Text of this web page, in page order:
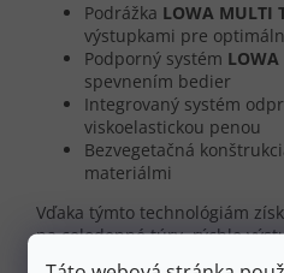
Podrážka LOWA MULTI
výstupkami pre
Podporný systém
spevnením bedier
Integrovaný systém
viskoelastickou penou
Bezvegetačná
materiálmi
Vďaka týmto technológiám
na celodenné túry, rýchle
chodníky, ktorý vám dodá